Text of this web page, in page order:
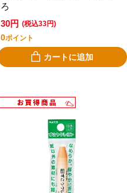
ろ
30円 (税込33円)
0ポイント
カートに追加